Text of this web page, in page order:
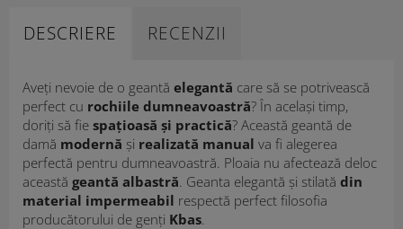
DESCRIERE RECENZII
Aveți nevoie de o geantă elegantă care să se potrivească
perfect cu rochiile dumneavoastră? În același timp,
doriți să fie spațioasă și practică? Această geantă de
damă modernă și realizată manual va fi alegerea
perfectă pentru dumneavoastră. Ploaia nu afectează deloc
această geantă albastră. Geanta elegantă și stilată din
material impermeabil respectă perfect filosofia
producătorului de genți Kbas.